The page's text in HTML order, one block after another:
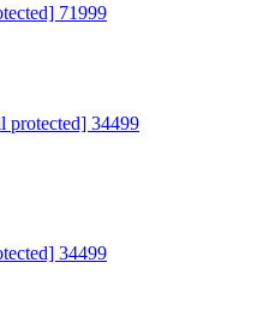
71999
34499